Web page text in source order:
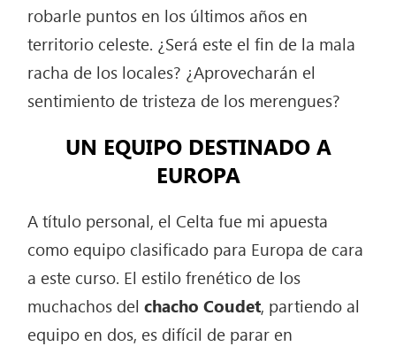
robarle puntos en los últimos años en
territorio celeste. ¿Será este el fin de la mala
racha de los locales? ¿Aprovecharán el
sentimiento de tristeza de los merengues?
UN EQUIPO DESTINADO A
EUROPA
A título personal, el Celta fue mi apuesta
como equipo clasificado para Europa de cara
a este curso. El estilo frenético de los
muchachos del chacho Coudet, partiendo al
equipo en dos, es difícil de parar en